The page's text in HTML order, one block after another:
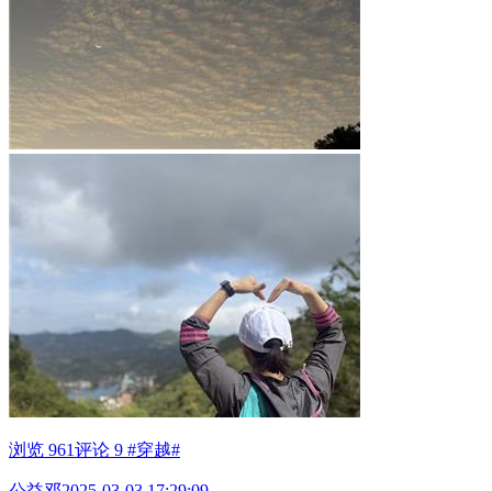
浏览 961评论 9 #穿越#